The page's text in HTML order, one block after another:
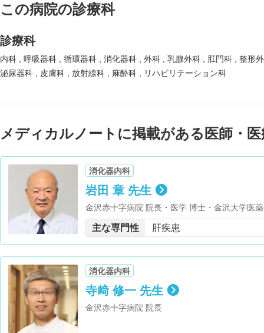
この病院の診療科
診療科
内科 呼吸器科 循環器科 消化器科 外科 乳腺外科 肛門科
整形
泌尿器科
皮膚科 放射線科 麻酔科 リハビリテーション科
メディカルノートに掲載がある医師・
消化器内科
岩田 章 先生
金沢赤十字病院 院長・医学 博士・金沢大学医
医科大学 臨床教授（学外）
主な専門性 肝疾患
消化器内科
寺﨑 修一 先生
金沢赤十字病院 院長